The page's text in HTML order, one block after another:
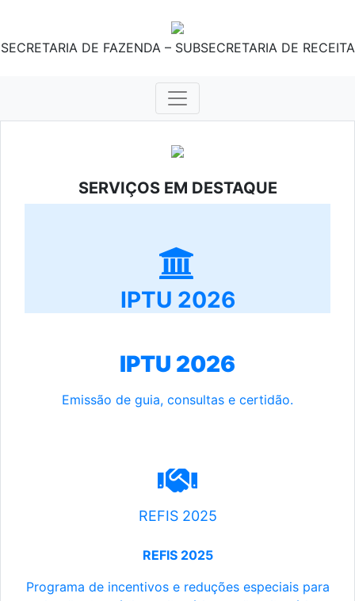
SECRETARIA DE FAZENDA – SUBSECRETARIA DE RECEITA
SERVIÇOS EM DESTAQUE
IPTU 2026
IPTU 2026
Emissão de guia, consultas e certidão.
REFIS 2025
REFIS 2025
Programa de incentivos e reduções especiais para